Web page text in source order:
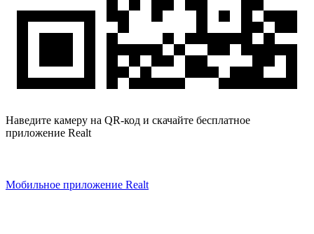
Наведите камеру на QR-код и скачайте бесплатное
приложение Realt
Мобильное приложение Realt